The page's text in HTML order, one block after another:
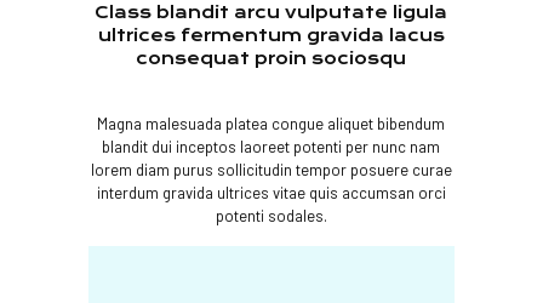
Class blandit arcu vulputate ligula
ultrices fermentum gravida lacus
consequat proin sociosqu
Magna malesuada platea congue aliquet bibendum
blandit dui inceptos laoreet potenti per nunc nam
lorem diam purus sollicitudin tempor posuere curae
interdum gravida ultrices vitae quis accumsan orci
potenti sodales.